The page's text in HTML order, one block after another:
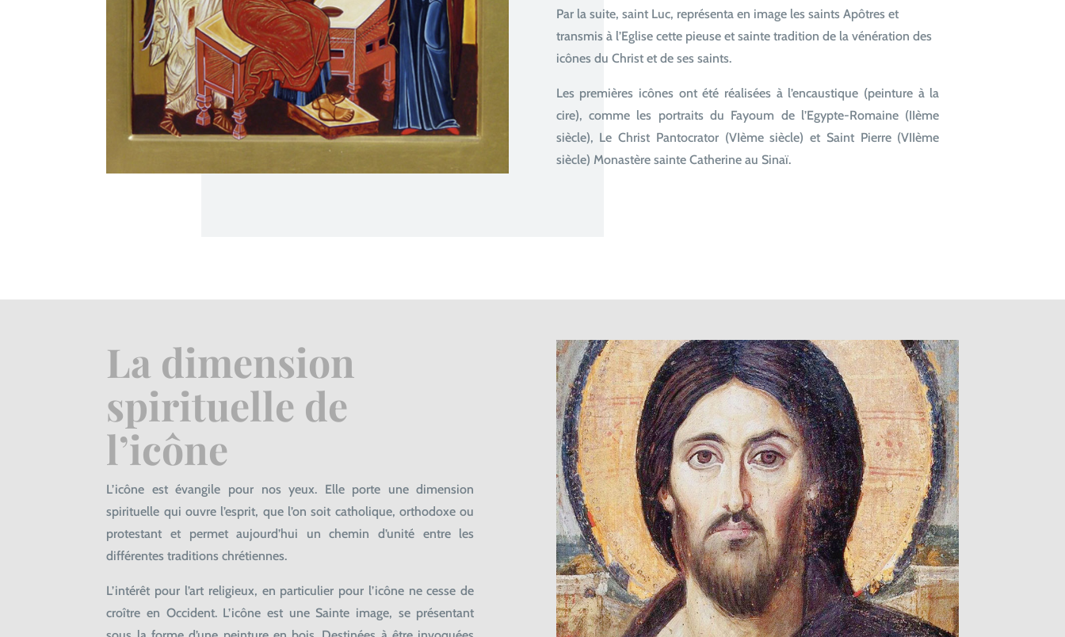
Par la suite, saint Luc, représenta en image les saints Apôtres et
transmis à l’Eglise cette pieuse et sainte tradition de la vénération des
icônes du Christ et de ses saints.
Les premières icônes ont été réalisées à l’encaustique (peinture à la
cire), comme les portraits du Fayoum de l’Egypte-Romaine (IIème
siècle), Le Christ Pantocrator (VIème siècle) et Saint Pierre (VIIème
siècle) Monastère sainte Catherine au Sinaï.
La dimension
spirituelle de
l’icône
L’icône est évangile pour nos yeux. Elle porte une dimension
spirituelle qui ouvre l’esprit, que l’on soit catholique, orthodoxe ou
protestant et permet aujourd’hui un chemin d’unité entre les
différentes traditions chrétiennes.
L’intérêt pour l’art religieux, en particulier pour l’icône ne cesse de
croître en Occident. L’icône est une Sainte image, se présentant